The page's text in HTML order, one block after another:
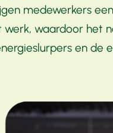
medewerkers
waardoor het
en de